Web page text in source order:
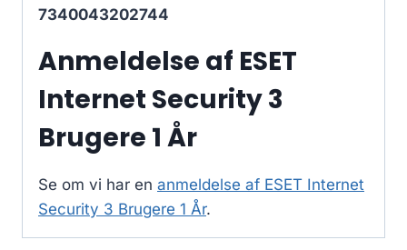
7340043202744
Anmeldelse af ESET
Internet Security 3
Brugere 1 År
Se om vi har en anmeldelse af ESET Internet
Security 3 Brugere 1 År.